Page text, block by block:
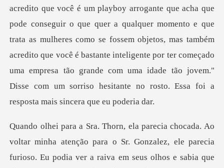
lquer momento e que
trata as mulheres como se fossem objetos, mas também
acredito que você é bastante inteligente por ter começado
uma e
ão para o Sr. Gonzalez, ele parecia
furioso. Eu podia ver a raiva em seus